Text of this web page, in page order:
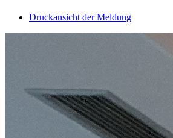
Druckansicht der Meldung